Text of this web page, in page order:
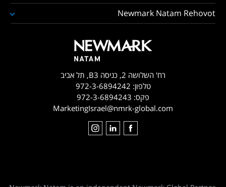
Newmark Natam Rehovot
רח' השלושה 2, כניסה B3, תל אביב
טלפון: 972-3-6894242
פקס: 972-3-6894243
MarketingIsrael@nmrk-global.com